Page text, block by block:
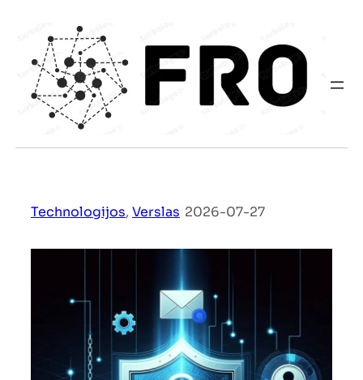
turinio
Technologijos, Verslas 2026-07-27